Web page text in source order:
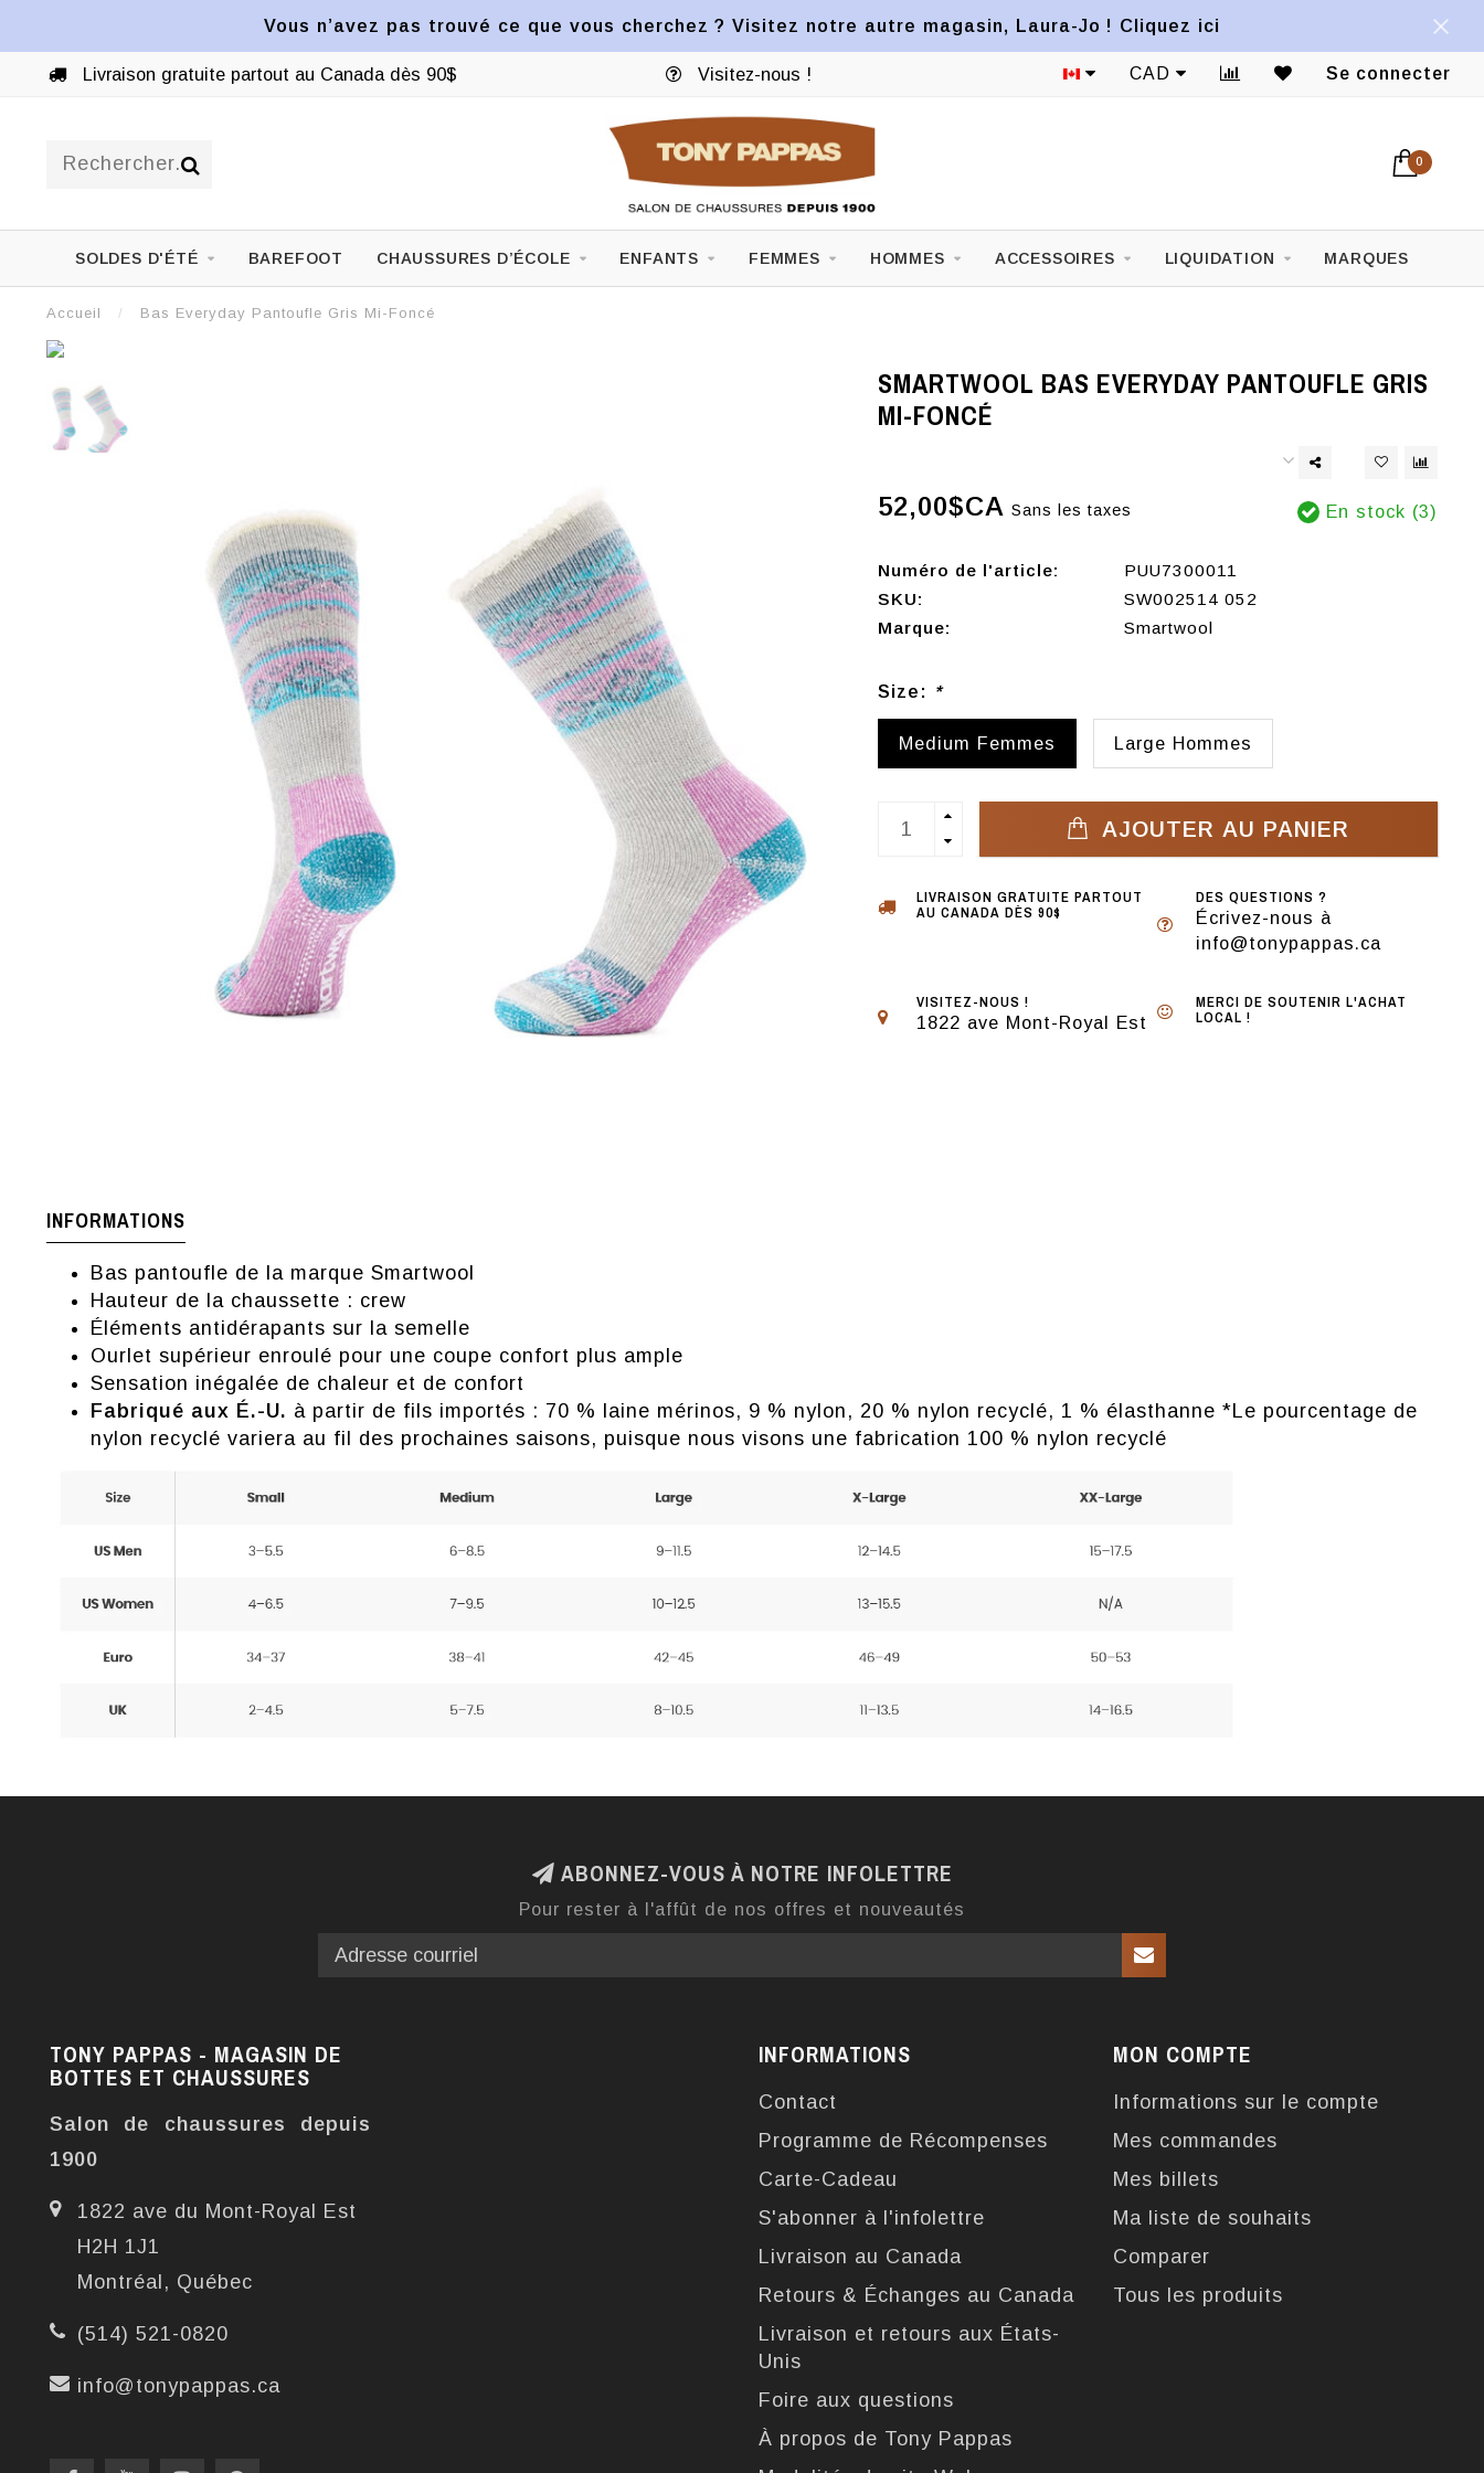
Vous n’avez pas trouvé ce que vous cherchez ? Visitez notre autre magasin, Laura-Jo ! Cliquez ici
Livraison gratuite partout au Canada dès 90$ Visitez-nous ! CAD Se connecter
0
SOLDES D'ÉTÉ BAREFOOT CHAUSSURES D’ÉCOLE ENFANTS FEMMES HOMMES ACCESSOIRES LIQUIDATION MARQUES
Accueil / Bas Everyday Pantoufle Gris Mi-Foncé
SMARTWOOL BAS EVERYDAY PANTOUFLE GRIS
MI-FONCÉ
52,00$CA Sans les taxes En stock (3)
Numéro de l'article:
PUU7300011
SKU:
SW002514 052
Marque:
Smartwool
Size: *
Medium Femmes Large Hommes
AJOUTER AU PANIER
LIVRAISON GRATUITE PARTOUT
AU CANADA DÈS 90$
DES QUESTIONS ?
Écrivez-nous à
info@tonypappas.ca
VISITEZ-NOUS !
1822 ave Mont-Royal Est
MERCI DE SOUTENIR L'ACHAT
LOCAL !
INFORMATIONS
Bas pantoufle de la marque Smartwool
Hauteur de la chaussette : crew
Éléments antidérapants sur la semelle
Ourlet supérieur enroulé pour une coupe confort plus ample
Sensation inégalée de chaleur et de confort
Fabriqué aux É.-U. à partir de fils importés : 70 % laine mérinos, 9 % nylon, 20 % nylon recyclé, 1 % élasthanne *Le pourcentage de
nylon recyclé variera au fil des prochaines saisons, puisque nous visons une fabrication 100 % nylon recyclé
ABONNEZ-VOUS À NOTRE INFOLETTRE
Pour rester à l'affût de nos offres et nouveautés
TONY PAPPAS - MAGASIN DE
BOTTES ET CHAUSSURES
Salon de chaussures depuis
1900
1822 ave du Mont-Royal Est
H2H 1J1
Montréal, Québec
(514) 521-0820
info@tonypappas.ca
INFORMATIONS
Contact
Programme de Récompenses
Carte-Cadeau
S'abonner à l'infolettre
Livraison au Canada
Retours & Échanges au Canada
Livraison et retours aux États-
Unis
Foire aux questions
À propos de Tony Pappas
MON COMPTE
Informations sur le compte
Mes commandes
Mes billets
Ma liste de souhaits
Comparer
Tous les produits